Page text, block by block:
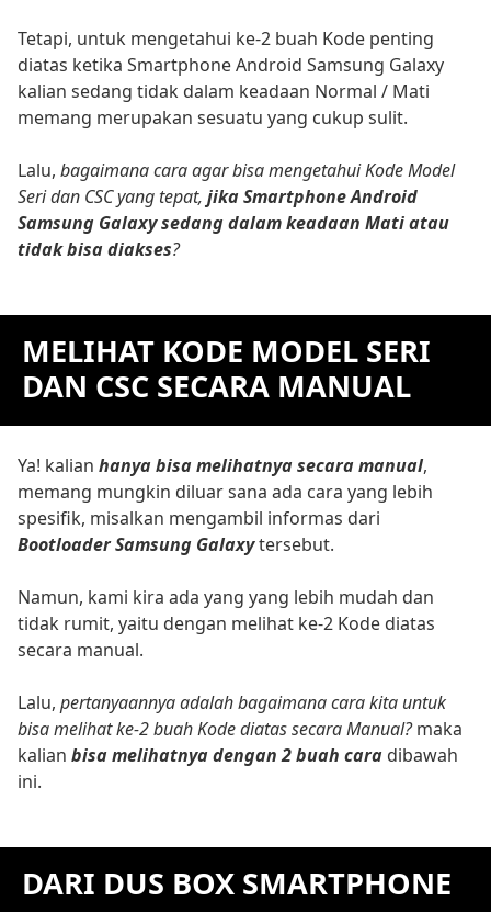
Tetapi, untuk mengetahui ke-2 buah Kode penting
diatas ketika Smartphone Android Samsung Galaxy
kalian sedang tidak dalam keadaan Normal / Mati
memang merupakan sesuatu yang cukup sulit.
Lalu, bagaimana cara agar bisa mengetahui Kode Model
Seri dan CSC yang tepat, jika Smartphone Android
Samsung Galaxy sedang dalam keadaan Mati atau
tidak bisa diakses?
MELIHAT KODE MODEL SERI
DAN CSC SECARA MANUAL
Ya! kalian hanya bisa melihatnya secara manual,
memang mungkin diluar sana ada cara yang lebih
spesifik, misalkan mengambil informas dari
Bootloader Samsung Galaxytersebut.
Namun, kami kira ada yang yang lebih mudah dan
tidak rumit, yaitu dengan melihat ke-2 Kode diatas
secara manual.
Lalu, pertanyaannya adalah bagaimana cara kita untuk
bisa melihat ke-2 buah Kode diatas secara Manual?maka
kalian bisa melihatnya dengan 2 buah cara dibawah
ini.
DARI DUS BOX SMARTPHONE